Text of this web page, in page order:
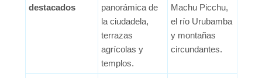
destacados
panorámica de
la ciudadela,
terrazas
agrícolas y
templos.
Machu Picchu,
el río Urubamba
y montañas
circundantes.